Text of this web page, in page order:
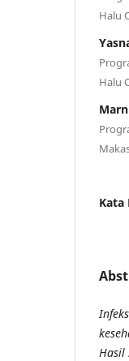
Halu
Halu
Kata
Hasil